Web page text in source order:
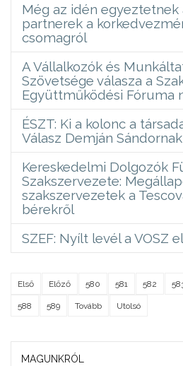
Még az idén egyeztetnek
partnerek a
csomagról
A Vállalkozók és
Szövetsége válasza a
Együttműködési Fóruma
ÉSZT: Ki a kolonc a
Válasz Demján Sándornak
Kereskedelmi Dolgozók
Szakszervezete:
szakszervezetek a
bérekről
SZEF: Nyílt levél a VOSZ
Első Előző 580 581 582
588 589 Tovább Utolsó
MAGUNKRÓL